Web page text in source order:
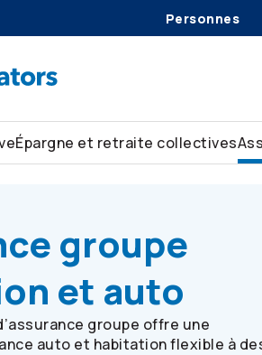
Personnes
Épargne et retraite collectives
groupe
et auto
groupe offre une
auto et habitation flexible à